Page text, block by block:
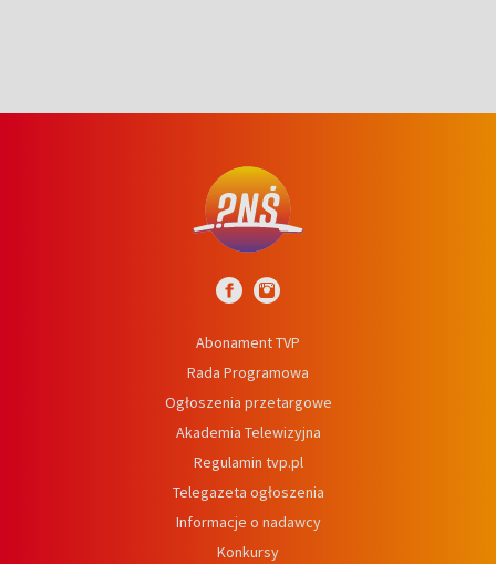
Abonament TVP
Rada Programowa
Ogłoszenia przetargowe
Akademia Telewizyjna
Regulamin tvp.pl
Telegazeta ogłoszenia
Informacje o nadawcy
Konkursy